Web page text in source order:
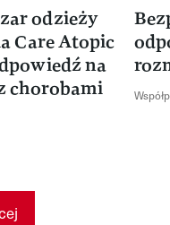
odzieży
Care Atopic
na
chorobami